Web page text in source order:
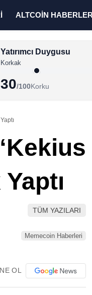
ALTCOİN
Yatırımcı Duygusu
Korkak
30/100Korku
TÜM YAZILARI
Memecoin Haberleri
OL